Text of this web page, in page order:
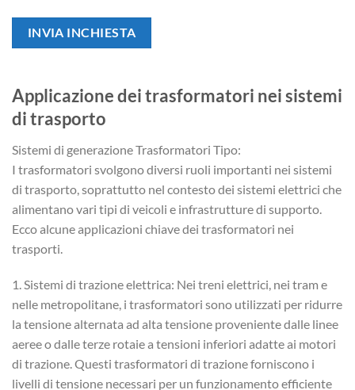
INVIA INCHIESTA
Applicazione dei trasformatori nei sistemi
di trasporto
Sistemi di generazione Trasformatori Tipo:
I trasformatori svolgono diversi ruoli importanti nei sistemi
di trasporto, soprattutto nel contesto dei sistemi elettrici che
alimentano vari tipi di veicoli e infrastrutture di supporto.
Ecco alcune applicazioni chiave dei trasformatori nei
trasporti.
1. Sistemi di trazione elettrica: Nei treni elettrici, nei tram e
nelle metropolitane, i trasformatori sono utilizzati per ridurre
la tensione alternata ad alta tensione proveniente dalle linee
aeree o dalle terze rotaie a tensioni inferiori adatte ai motori
di trazione. Questi trasformatori di trazione forniscono i
livelli di tensione necessari per un funzionamento efficiente